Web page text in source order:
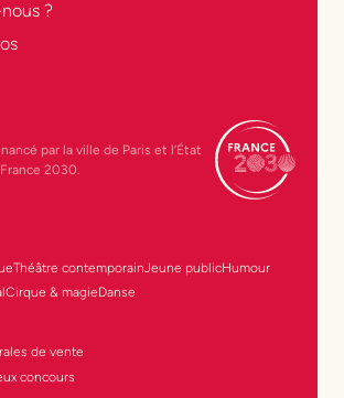
?
par la ville de Paris et l’État
2030.
Théâtre contemporainJeune publicHumour
Cirque & magieDanse
de vente
concours